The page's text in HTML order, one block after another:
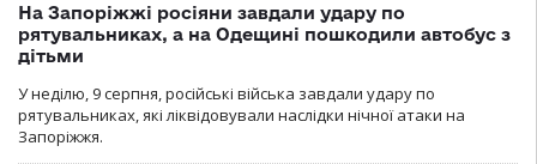
На Запоріжжі росіяни завдали удару по
рятувальниках, а на Одещині пошкодили автобус з
дітьми
У неділю, 9 серпня, російські війська завдали удару по
рятувальниках, які ліквідовували наслідки нічної атаки на
Запоріжжя.